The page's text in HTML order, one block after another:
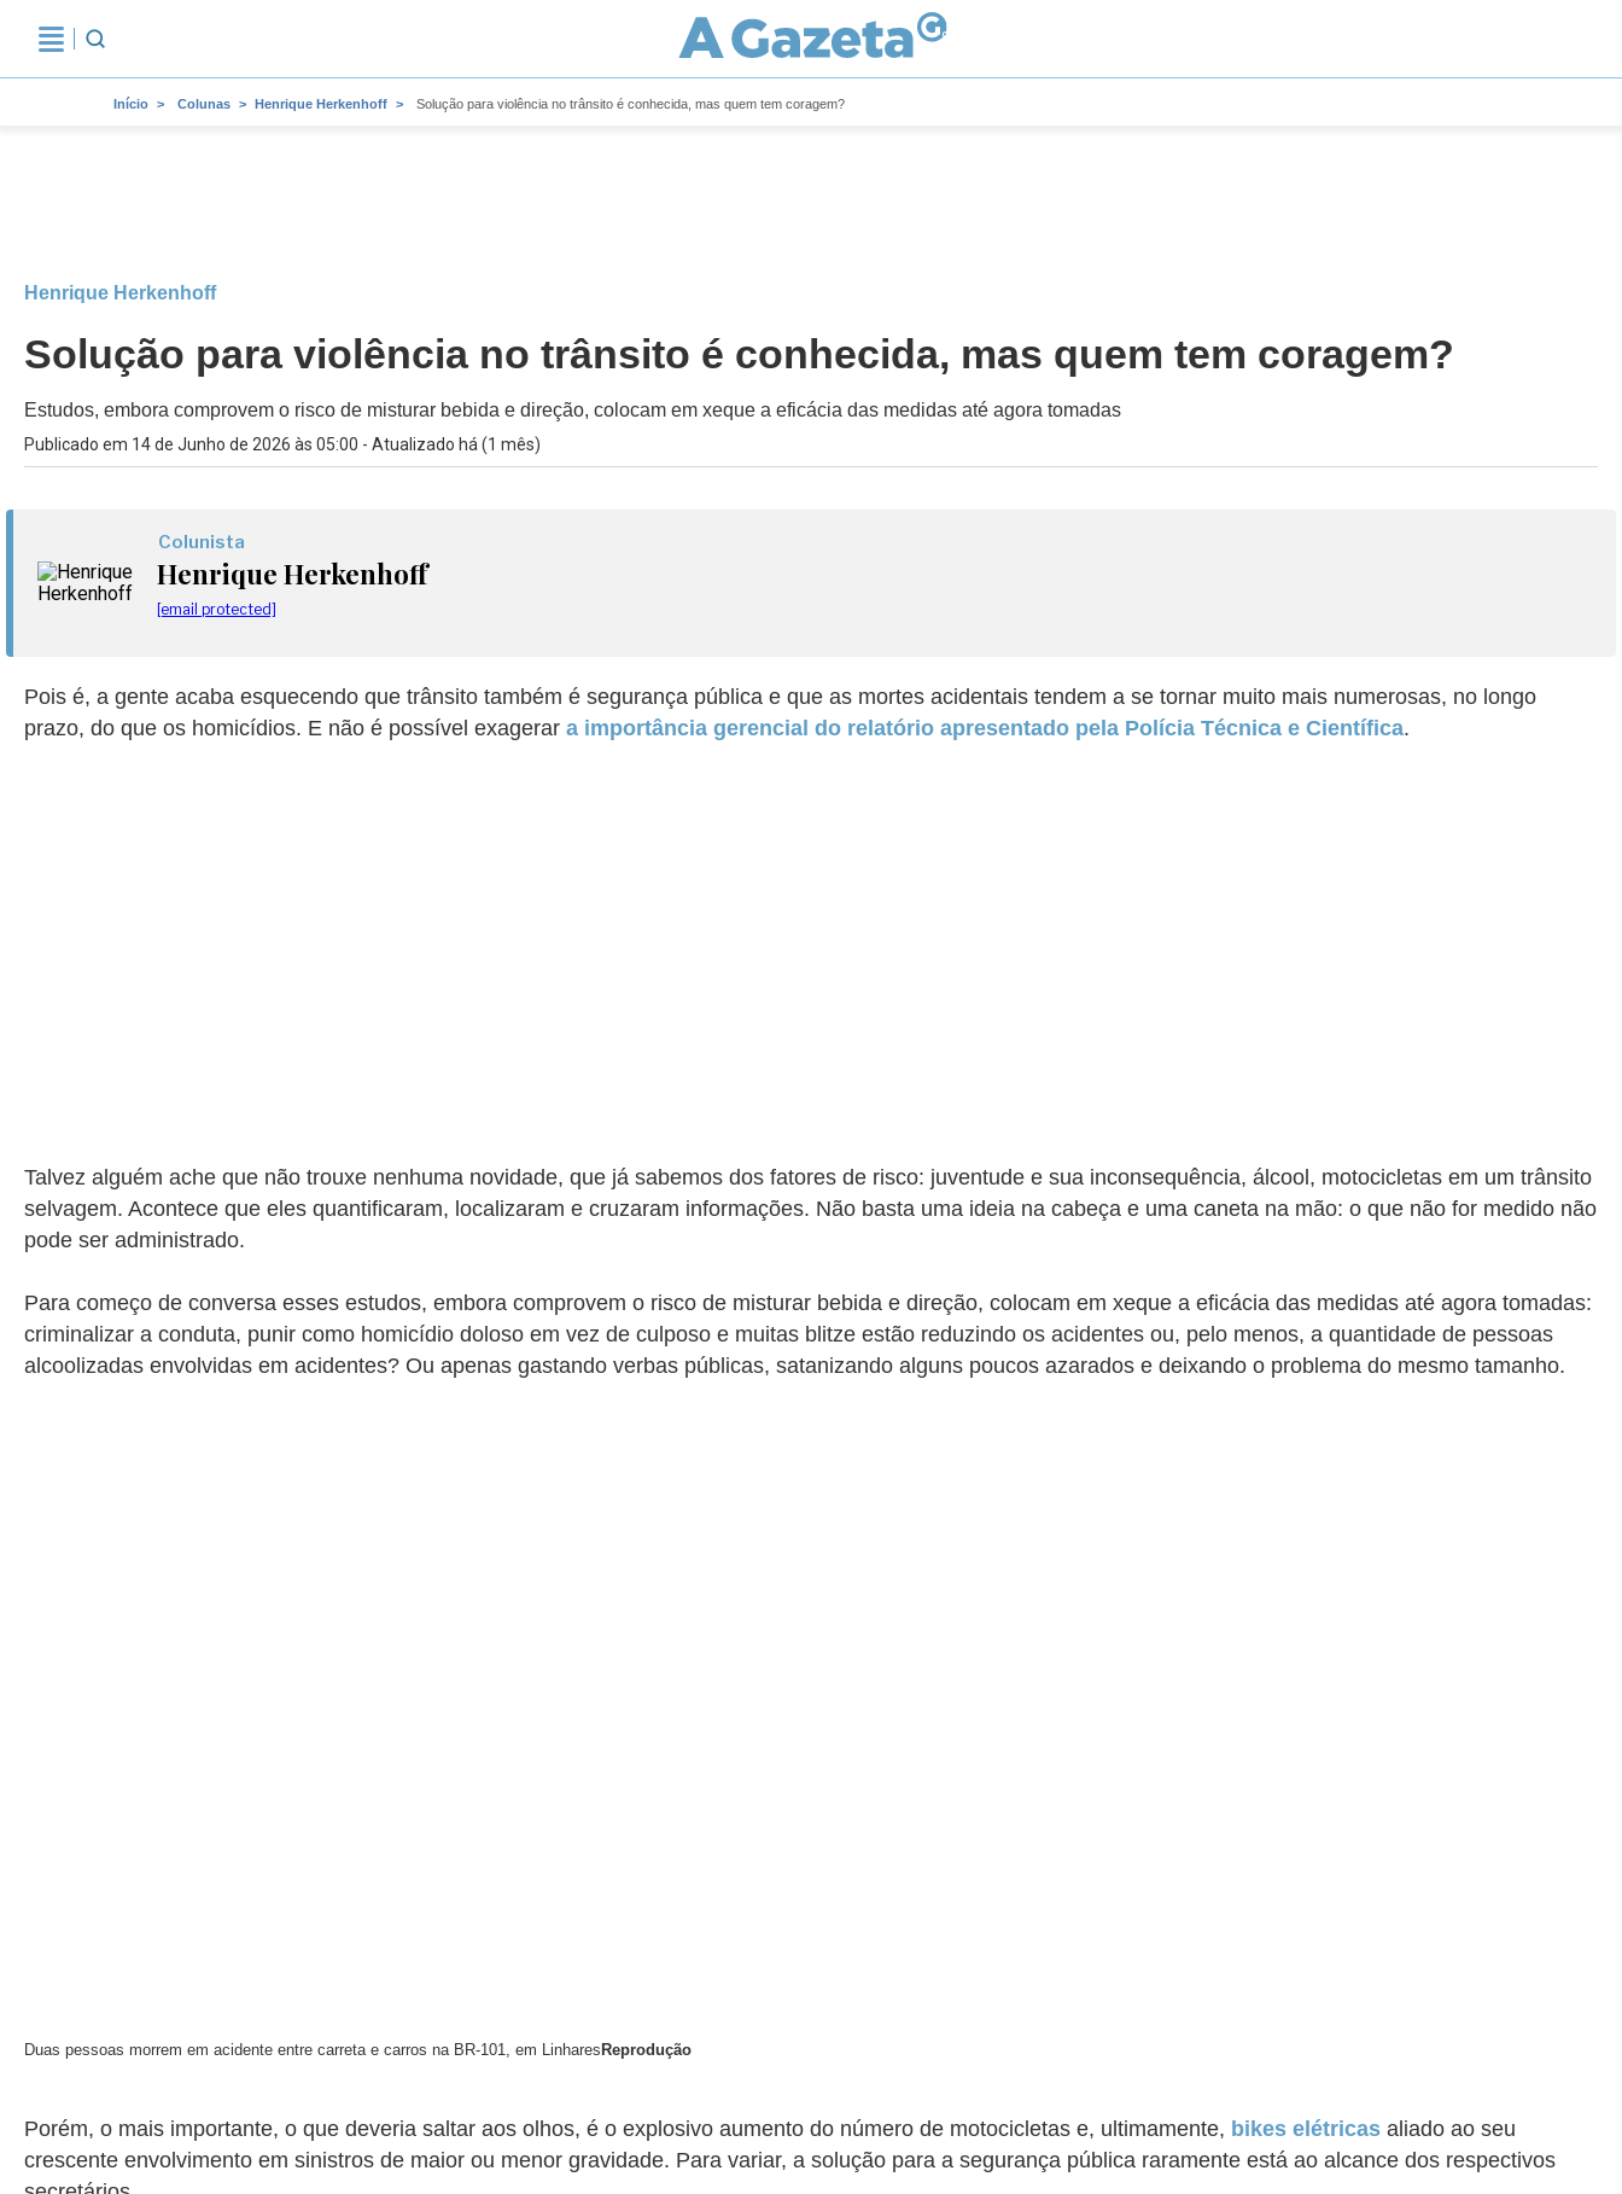
Início Colunas Henrique Herkenhoff Solução para violência no trânsito é conhecida, mas quem tem coragem?
Henrique Herkenhoff
Solução para violência no trânsito é conhecida, mas quem tem coragem?
Estudos, embora comprovem o risco de misturar bebida e direção, colocam em xeque a eficácia das medidas até agora tomadas
Publicado em 14 de Junho de 2026 às 05:00 - Atualizado há (1 mês)
Colunista
Henrique Herkenhoff
[email protected]
Pois é, a gente acaba esquecendo que trânsito também é segurança pública e que as mortes acidentais tendem a se tornar muito mais numerosas, no longo
prazo, do que os homicídios. E não é possível exagerar a importância gerencial do relatório apresentado pela Polícia Técnica e Científica.
Talvez alguém ache que não trouxe nenhuma novidade, que já sabemos dos fatores de risco: juventude e sua inconsequência, álcool, motocicletas em um trânsito
selvagem. Acontece que eles quantificaram, localizaram e cruzaram informações. Não basta uma ideia na cabeça e uma caneta na mão: o que não for medido não
pode ser administrado.
Para começo de conversa esses estudos, embora comprovem o risco de misturar bebida e direção, colocam em xeque a eficácia das medidas até agora tomadas:
criminalizar a conduta, punir como homicídio doloso em vez de culposo e muitas blitze estão reduzindo os acidentes ou, pelo menos, a quantidade de pessoas
alcoolizadas envolvidas em acidentes? Ou apenas gastando verbas públicas, satanizando alguns poucos azarados e deixando o problema do mesmo tamanho.
Duas pessoas morrem em acidente entre carreta e carros na BR-101, em Linhares Reprodução
Porém, o mais importante, o que deveria saltar aos olhos, é o explosivo aumento do número de motocicletas e, ultimamente, bikes elétricas aliado ao seu
crescente envolvimento em sinistros de maior ou menor gravidade. Para variar, a solução para a segurança pública raramente está ao alcance dos respectivos